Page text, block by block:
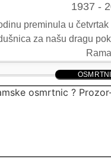
1937 -
preminula u
za našu dragu